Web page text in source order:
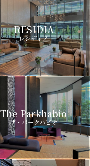
RESIDIA
レジディア
The Parkhabio
ザ・パークハビオ